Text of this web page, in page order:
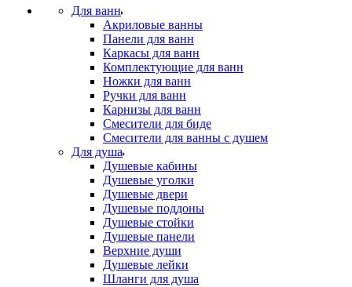
Для ванн
Акриловые ванны
Панели для ванн
Каркасы для ванн
Комплектующие для ванн
Ножки для ванн
Ручки для ванн
Карнизы для ванн
Смесители для биде
Смесители для ванны с душем
Для душа
Душевые кабины
Душевые уголки
Душевые двери
Душевые поддоны
Душевые стойки
Душевые панели
Верхние души
Душевые лейки
Шланги для душа